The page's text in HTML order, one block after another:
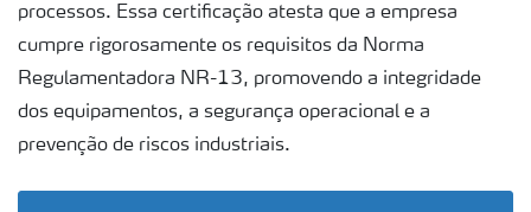
processos. Essa certificação atesta que a empresa
cumpre rigorosamente os requisitos da Norma
Regulamentadora NR-13, promovendo a integridade
dos equipamentos, a segurança operacional e a
prevenção de riscos industriais.